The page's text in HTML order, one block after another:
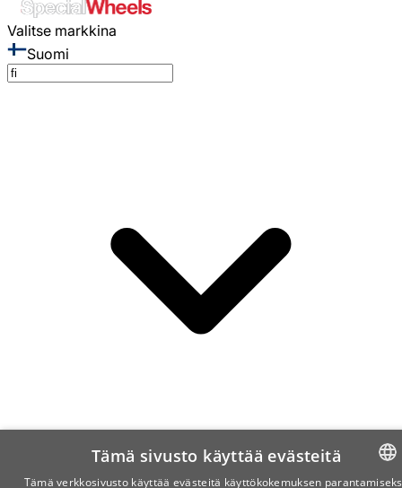
Valitse markkina
Suomi
Tämä sivusto käyttää evästeitä
Tämä verkkosivusto käyttää evästeitä käyttökokemuksen